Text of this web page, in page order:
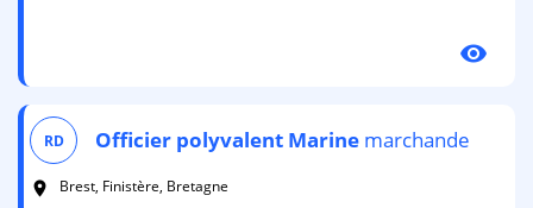
visibility
RD Officier polyvalent Marine marchande
room
Brest, Finistère, Bretagne